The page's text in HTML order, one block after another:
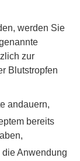
werden Sie
zur
Blutstropfen
andauern,
bereits
Anwendung